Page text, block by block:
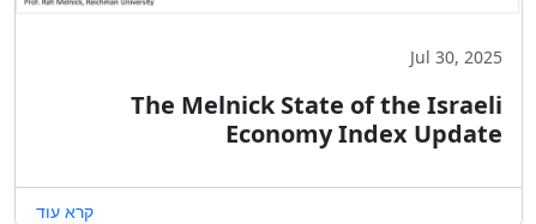
Jul 30, 2025
The Melnick State of the Israeli
Economy Index Update
קרא עוד